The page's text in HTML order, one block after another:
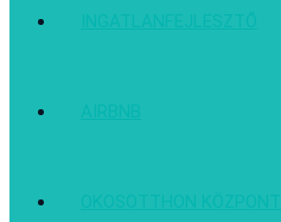
INGATLANFEJLESZTŐ
AIRBNB
OKOSOTTHON KÖZPONT